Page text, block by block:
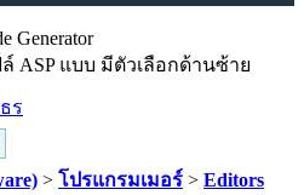
ASP แบบ มีตัวเลือกด้านซ้าย
ร
> โปรแกรมเมอร์ > Editors